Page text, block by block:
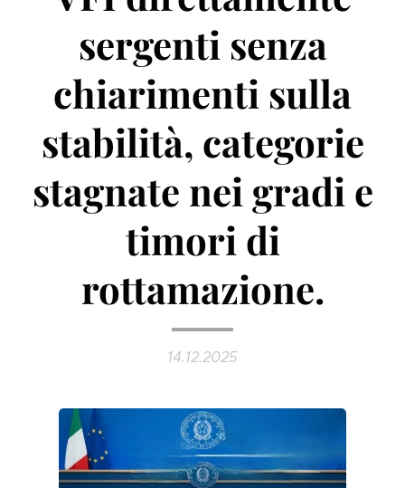
sergenti senza
chiarimenti sulla
stabilità, categorie
stagnate nei gradi e
timori di
rottamazione.
14.12.2025